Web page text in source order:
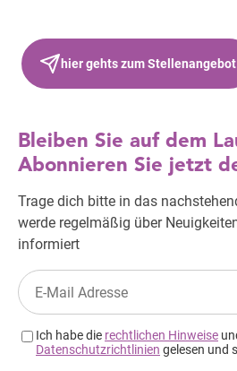
hier gehts zum Stellenangebot